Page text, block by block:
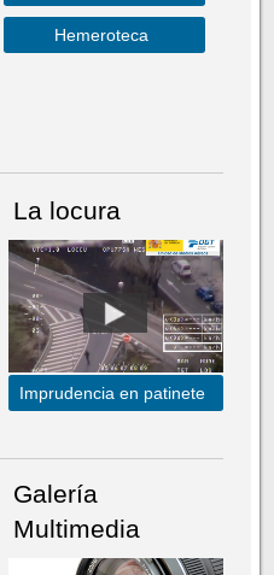
Hemeroteca
La locura
Imprudencia en patinete
Galería
Multimedia